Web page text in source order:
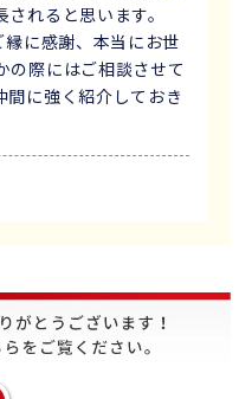
れると思います。
に感謝、本当にお世
の際にはご相談させて
間に強く紹介しておき
込みが全くなく自分
のが非常に大きかっ